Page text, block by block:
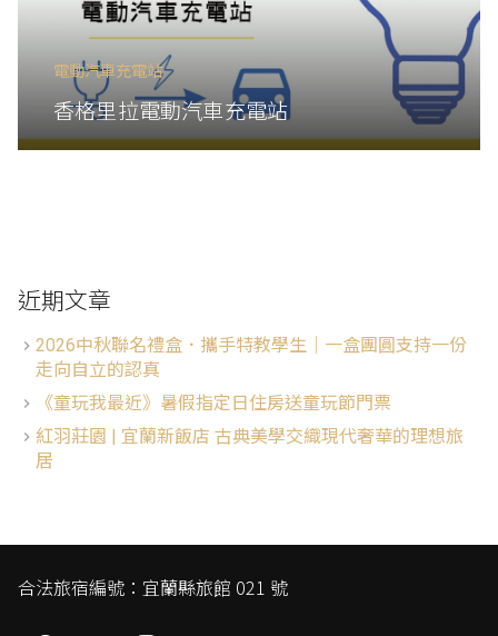
電動汽車充電站
香格里拉電動汽車充電站
近期文章
2026中秋聯名禮盒．攜手特教學生│一盒團圓支持一份
走向自立的認真
《童玩我最近》暑假指定日住房送童玩節門票
紅羽莊園 | 宜蘭新飯店 古典美學交織現代奢華的理想旅
居
合法旅宿編號：宜蘭縣旅館 021 號